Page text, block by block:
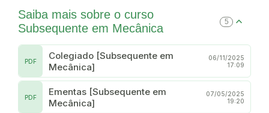
Saiba mais sobre o curso
Subsequente em Mecânica
5
Colegiado [Subsequente em
Mecânica]
PDF
06/11/2025
17:09
Ementas [Subsequente em
Mecânica]
PDF
07/05/2025
19:20